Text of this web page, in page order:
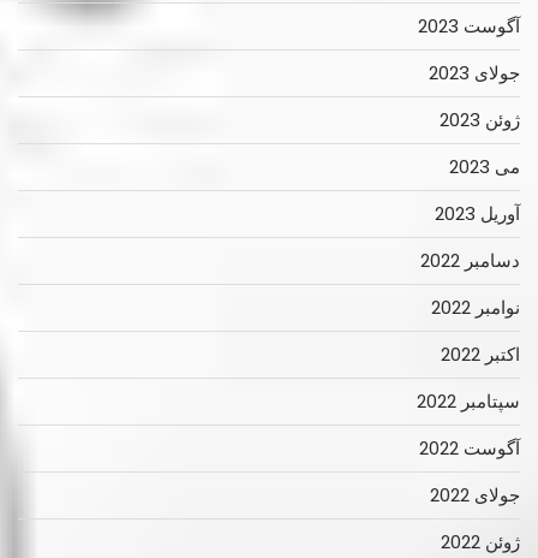
آگوست 2023
جولای 2023
ژوئن 2023
می 2023
آوریل 2023
دسامبر 2022
نوامبر 2022
اکتبر 2022
سپتامبر 2022
آگوست 2022
جولای 2022
ژوئن 2022